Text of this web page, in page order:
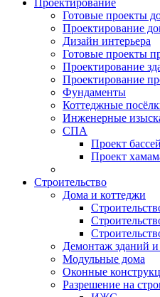
Проектирование
Готовые проекты
Проектирование
Дизайн интерьера
Готовые проекты
Проектирование
Проектирование
Фундаменты
Коттеджные
Инженерные
СПА
Проект
Проект
Строительство
Дома и коттеджи
Демонтаж зданий
Модульные дома
Оконные
Разрешение на